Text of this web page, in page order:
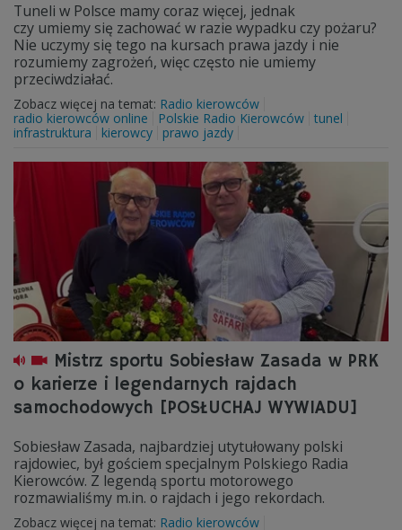
Tuneli w Polsce mamy coraz więcej, jednak
czy umiemy się zachować w razie wypadku czy pożaru?
Nie uczymy się tego na kursach prawa jazdy i nie
rozumiemy zagrożeń, więc często nie umiemy
przeciwdziałać.
Zobacz więcej na temat: Radio kierowców
radio kierowców online
Polskie Radio Kierowców tunel
infrastruktura
kierowcy prawo jazdy
Mistrz sportu Sobiesław Zasada w PRK
o karierze i legendarnych rajdach
samochodowych [POSŁUCHAJ WYWIADU]
Sobiesław Zasada, najbardziej utytułowany polski
rajdowiec, był gościem specjalnym Polskiego Radia
Kierowców. Z legendą sportu motorowego
rozmawialiśmy m.in. o rajdach i jego rekordach.
Zobacz więcej na temat: Radio kierowców